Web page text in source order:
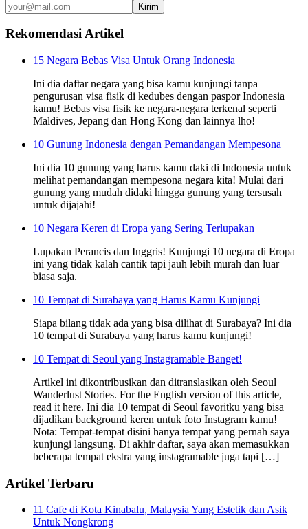
Kirim
Rekomendasi Artikel
15 Negara Bebas Visa Untuk Orang Indonesia
Ini dia daftar negara yang bisa kamu kunjungi tanpa
pengurusan visa fisik di kedubes dengan paspor Indonesia
kamu! Bebas visa fisik ke negara-negara terkenal seperti
Maldives, Jepang dan Hong Kong dan lainnya lho!
10 Gunung Indonesia dengan Pemandangan Mempesona
Ini dia 10 gunung yang harus kamu daki di Indonesia untuk
melihat pemandangan mempesona negara kita! Mulai dari
gunung yang mudah didaki hingga gunung yang tersusah
untuk dijajahi!
10 Negara Keren di Eropa yang Sering Terlupakan
Lupakan Perancis dan Inggris! Kunjungi 10 negara di Eropa
ini yang tidak kalah cantik tapi jauh lebih murah dan luar
biasa saja.
10 Tempat di Surabaya yang Harus Kamu Kunjungi
Siapa bilang tidak ada yang bisa dilihat di Surabaya? Ini dia
10 tempat di Surabaya yang harus kamu kunjungi!
10 Tempat di Seoul yang Instagramable Banget!
Artikel ini dikontribusikan dan ditranslasikan oleh Seoul
Wanderlust Stories. For the English version of this article,
read it here. Ini dia 10 tempat di Seoul favoritku yang bisa
dijadikan background keren untuk foto Instagram kamu!
Nota: Tempat-tempat disini hanya tempat yang pernah saya
kunjungi langsung. Di akhir daftar, saya akan memasukkan
beberapa tempat ekstra yang instagramable juga tapi […]
Artikel Terbaru
11 Cafe di Kota Kinabalu, Malaysia Yang Estetik dan Asik
Untuk Nongkrong